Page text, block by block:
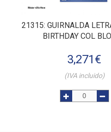
21315: GUIRNALDA
BIRTHDAY COL
3,271€
(IVA incluido)